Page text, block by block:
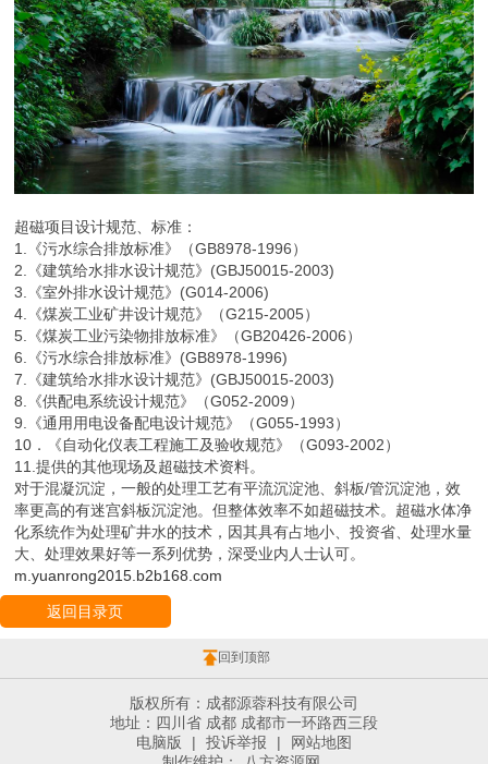
超磁项目设计规范、标准：
1.《污水综合排放标准》（GB8978-1996）
2.《建筑给水排水设计规范》(GBJ50015-2003)
3.《室外排水设计规范》(G014-2006)
4.《煤炭工业矿井设计规范》（G215-2005）
5.《煤炭工业污染物排放标准》（GB20426-2006）
6.《污水综合排放标准》(GB8978-1996)
7.《建筑给水排水设计规范》(GBJ50015-2003)
8.《供配电系统设计规范》（G052-2009）
9.《通用用电设备配电设计规范》（G055-1993）
10．《自动化仪表工程施工及验收规范》（G093-2002）
11.提供的其他现场及超磁技术资料。
对于混凝沉淀，一般的处理工艺有平流沉淀池、斜板/管沉淀池，效
率更高的有迷宫斜板沉淀池。但整体效率不如超磁技术。超磁水体净
化系统作为处理矿井水的技术，因其具有占地小、投资省、处理水量
大、处理效果好等一系列优势，深受业内人士认可。
m.yuanrong2015.b2b168.com
返回目录页
回到顶部
版权所有：成都源蓉科技有限公司
地址：四川省 成都 成都市一环路西三段
电脑版
| 投诉举报 |
网站地图